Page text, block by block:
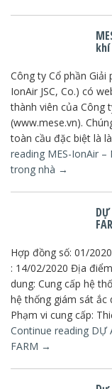
Công ty Cổ phần Giải
IonAir JSC, Co.) có
thành viên của Công
(www.mese.vn).
toàn cầu đặc biệt là
reading MES-IonAir –
trong nhà →
Hợp đồng số: 01/
: 14/02/2020 Địa
dung: Cung cấp hệ
hệ thống giám sát ắc
Phạm vi cung cấp:
Continue reading DỰ
FARM →